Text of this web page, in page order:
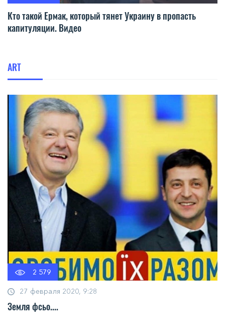
Кто такой Ермак, который тянет Украину в пропасть
капитуляции. Видео
ART
2 579
27 февраля 2020, 9:28
Земля фсьо....